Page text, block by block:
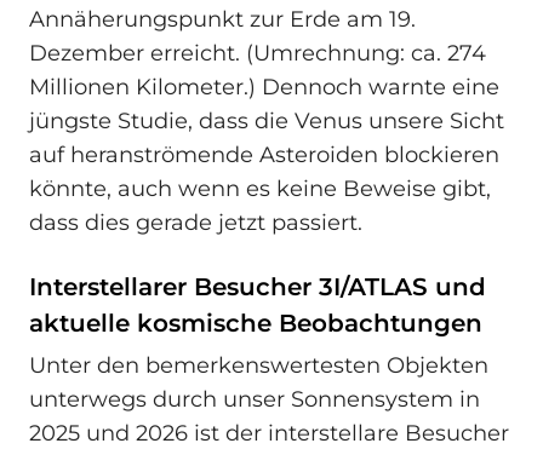
Annäherungspunkt zur Erde am 19.
Dezember erreicht. (Umrechnung: ca. 274
Millionen Kilometer.) Dennoch warnte eine
jüngste Studie, dass die Venus unsere Sicht
auf heranströmende Asteroiden blockieren
könnte, auch wenn es keine Beweise gibt,
dass dies gerade jetzt passiert.
Interstellarer Besucher 3I/ATLAS und
aktuelle kosmische Beobachtungen
Unter den bemerkenswertesten Objekten
unterwegs durch unser Sonnensystem in
2025 und 2026 ist der interstellare Besucher